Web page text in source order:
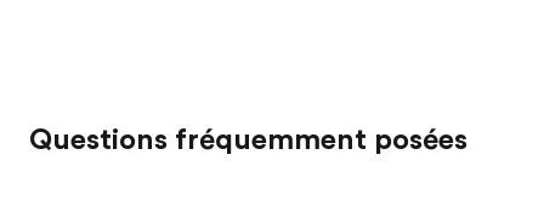
Questions fréquemment posées